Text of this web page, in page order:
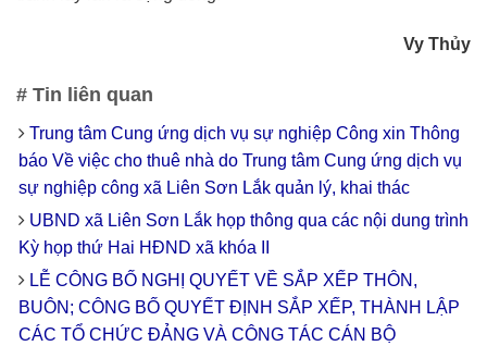
Vy Thủy
# Tin liên quan
Trung tâm Cung ứng dịch vụ sự nghiệp Công xin Thông
báo Về việc cho thuê nhà do Trung tâm Cung ứng dịch vụ
sự nghiệp công xã Liên Sơn Lắk quản lý, khai thác
UBND xã Liên Sơn Lắk họp thông qua các nội dung trình
Kỳ họp thứ Hai HĐND xã khóa II
LỄ CÔNG BỐ NGHỊ QUYẾT VỀ SẮP XẾP THÔN,
BUÔN; CÔNG BỐ QUYẾT ĐỊNH SẮP XẾP, THÀNH LẬP
CÁC TỔ CHỨC ĐẢNG VÀ CÔNG TÁC CÁN BỘ